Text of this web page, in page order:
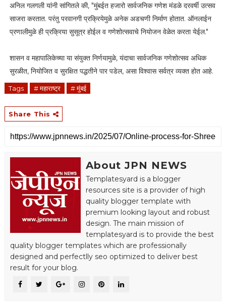
अनिल गलगली यांनी सांगितले की, "मुंबईत हजारो सार्वजनिक गणेश मंडळे दरवर्षी उत्सव
साजरा करतात. परंतु परवानगी प्रक्रियेमुळे अनेक अडचणी निर्माण होतात. ऑनलाईन
प्रणालीमुळे ही प्रक्रिया सुसूत्र होईल व गणेशोत्सवाचे नियोजन वेळेत करता येईल."
शासन व महापालिकेच्या या संयुक्त निर्णयामुळे, यंदाचा सार्वजनिक गणेशोत्सव अधिक
सुरळीत, नियोजित व सुरक्षित पद्धतीने पार पडेल, असा विश्वास सर्वत्र व्यक्त होत आहे.
Tags # महाराष्ट्र # मुंबई
Share This
About JPN NEWS
Templatesyard is a blogger
resources site is a provider of high
quality blogger template with
premium looking layout and robust
design. The main mission of
templatesyard is to provide the best
quality blogger templates which are professionally
designed and perfectlly seo optimized to deliver best
result for your blog.